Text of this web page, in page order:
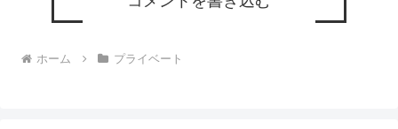
ホーム プライベート